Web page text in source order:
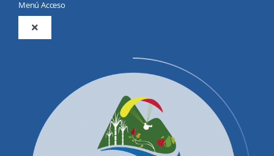
Menú Acceso
Toggle
Productos y Servicios
Convocatorias Precalificación